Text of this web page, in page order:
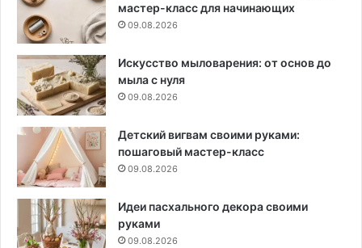
мастер-класс для начинающих
09.08.2026
Искусство мыловарения: от основ до
мыла с нуля
09.08.2026
Детский вигвам своими руками:
пошаговый мастер-класс
09.08.2026
Идеи пасхального декора своими
руками
09.08.2026